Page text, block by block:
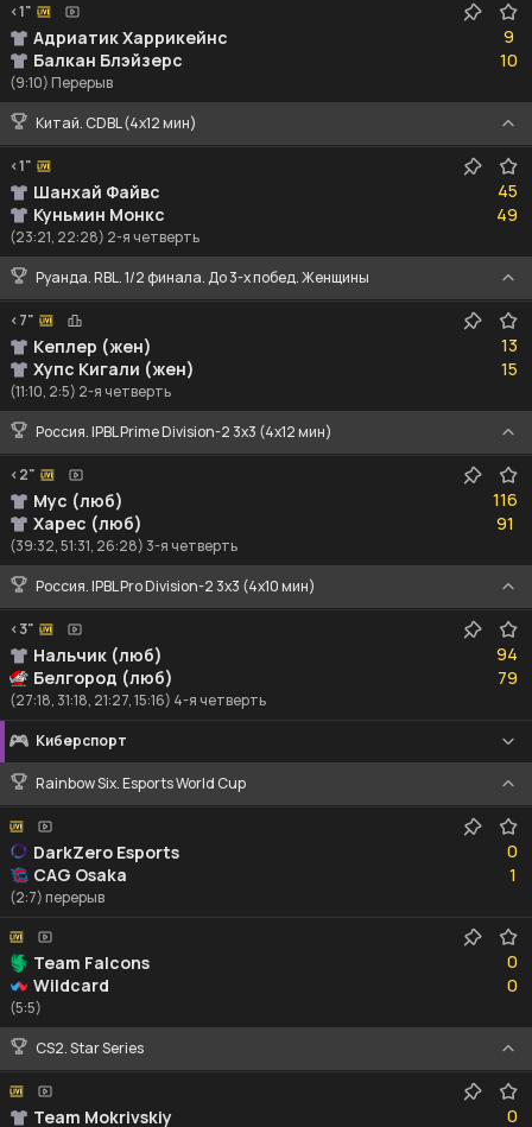
<1"
Адриатик Харрикейнс
Балкан Блэйзерс
9
9
10
10
(9:10) Перерыв
Китай. CDBL (4x12 мин)
<1"
Шанхай Файвс
Куньмин Монкс
45
45
49
49
(23:21, 22:28) 2-я четверть
Руанда. RBL. 1/2 финала. До 3-х побед. Женщины
<7"
Кеплер (жен)
Хупс Кигали (жен)
13
13
15
15
(11:10, 2:5) 2-я четверть
Россия. IPBL Prime Division-2 3x3 (4x12 мин)
<2"
Мус (люб)
Харес (люб)
116
116
91
91
(39:32, 51:31, 26:28) 3-я четверть
Россия. IPBL Pro Division-2 3x3 (4x10 мин)
<3"
Нальчик (люб)
Белгород (люб)
94
94
79
79
(27:18, 31:18, 21:27, 15:16) 4-я четверть
Киберспорт
Rainbow Six. Esports World Cup
DarkZero Esports
CAG Osaka
0
0
1
1
(2:7) перерыв
Team Falcons
Wildcard
0
0
0
0
(5:5)
CS2. Star Series
Team Mokrivskiy
0
0
0